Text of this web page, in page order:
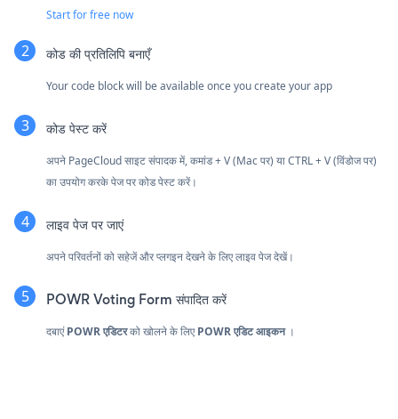
Start for free now
कोड की प्रतिलिपि बनाएँ
Your code block will be available once you create your app
कोड पेस्ट करें
अपने PageCloud साइट संपादक में, कमांड + V (Mac पर) या CTRL + V (विंडोज पर)
का उपयोग करके पेज पर कोड पेस्ट करें।
लाइव पेज पर जाएं
अपने परिवर्तनों को सहेजें और प्लगइन देखने के लिए लाइव पेज देखें।
POWR Voting Form संपादित करें
दबाएंPOWRएडिटरको खोलने के लिएPOWR एडिट आइकन।